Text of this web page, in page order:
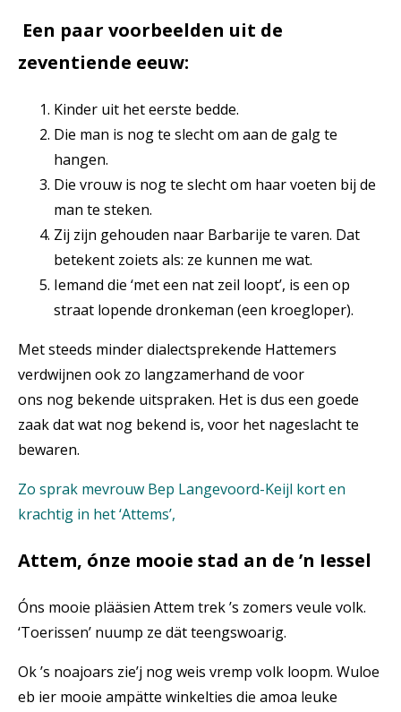
Een paar voorbeelden uit de
zeventiende eeuw:
Kinder uit het eerste bedde.
Die man is nog te slecht om aan de galg te
hangen.
Die vrouw is nog te slecht om haar voeten bij de
man te steken.
Zij zijn gehouden naar Barbarije te varen. Dat
betekent zoiets als: ze kunnen me wat.
Iemand die ‘met een nat zeil loopt’, is een op
straat lopende dronkeman (een kroegloper).
Met steeds minder dialectsprekende Hattemers
verdwijnen ook zo langzamerhand de voor
ons nog bekende uitspraken. Het is dus een goede
zaak dat wat nog bekend is, voor het nageslacht te
bewaren.
Zo sprak mevrouw Bep Langevoord-Keijl kort en
krachtig in het ‘Attems’,
Attem, ónze mooie stad an de ’n Iessel
Óns mooie plääsien Attem trek ’s zomers veule volk.
‘Toerissen’ nuump ze dät teengswoarig.
Ok ’s noajoars zie’j nog weis vremp volk loopm. Wuloe
eb ier mooie ampätte winkelties die amoa leuke